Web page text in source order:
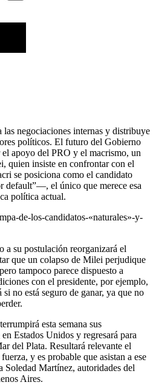
negociaciones internas y distribuye
políticos. El futuro del Gobierno
apoyo del PRO y el macrismo, un
quien insiste en confrontar con el
se posiciona como el candidato
default”—, el único que merece esa
política actual.
a su postulación reorganizará el
que un colapso de Milei perjudique
tampoco parece dispuesto a
con el presidente, por ejemplo,
no está seguro de ganar, ya que no
esta semana sus
Estados Unidos y regresará para
del Plata. Resultará relevante el
y es probable que asistan a ese
Martínez, autoridades del
Aires.